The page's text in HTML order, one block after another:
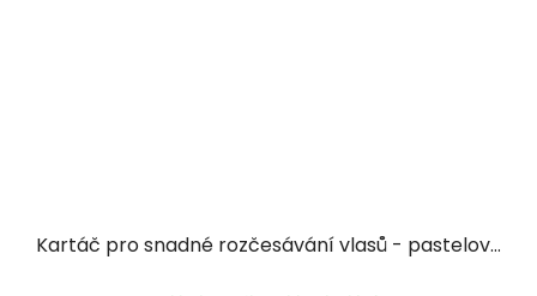
Kartáč pro snadné rozčesávání vlasů - pastelově růžový